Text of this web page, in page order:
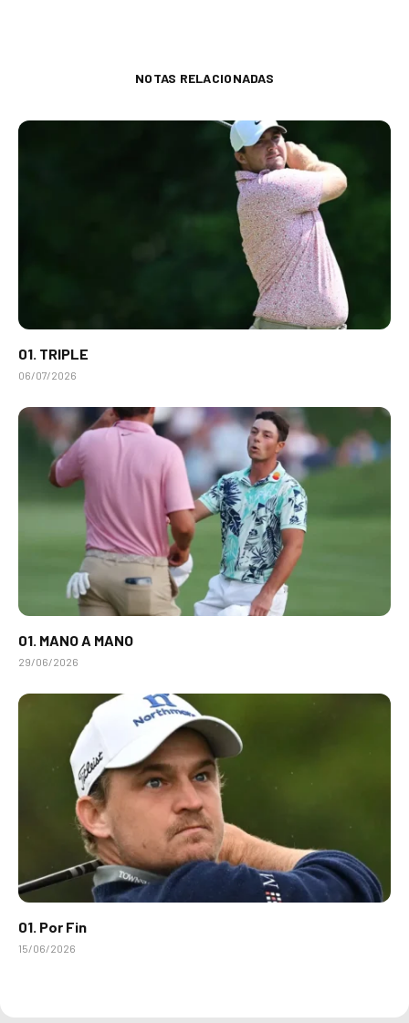
NOTAS RELACIONADAS
01. TRIPLE
06/07/2026
01. MANO A MANO
29/06/2026
01. Por Fin
15/06/2026